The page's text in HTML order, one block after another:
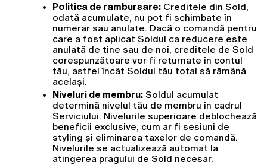
Politica de rambursare: Creditele din Sold,
odată acumulate, nu pot fi schimbate în
numerar sau anulate. Dacă o comandă pentru
care a fost aplicat Soldul ca reducere este
anulată de tine sau de noi, creditele de Sold
corespunzătoare vor fi returnate în contul
tău, astfel încât Soldul tău total să rămână
același.
Niveluri de membru: Soldul acumulat
determină nivelul tău de membru în cadrul
Serviciului. Nivelurile superioare deblochează
beneficii exclusive, cum ar fi sesiuni de
styling și eliminarea taxelor de comandă.
Nivelurile se actualizează automat la
atingerea pragului de Sold necesar.